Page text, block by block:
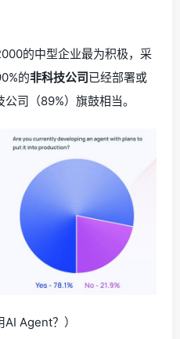
的中型企业最为积极，采
的非科技公司已经部署或
司（89%）旗鼓相当。
AI Agent？）